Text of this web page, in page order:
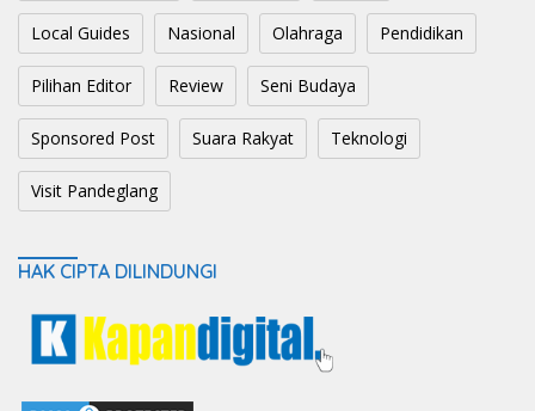
Local Guides Nasional Olahraga Pendidikan
Pilihan Editor Review Seni Budaya
Sponsored Post Suara Rakyat Teknologi
Visit Pandeglang
HAK CIPTA DILINDUNGI